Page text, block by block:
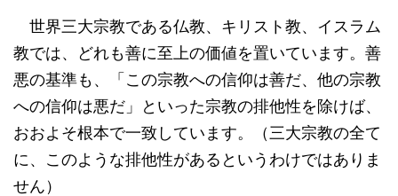
世界三大宗教である仏教、キリスト教、イスラム
教では、どれも善に至上の価値を置いています。善
悪の基準も、「この宗教への信仰は善だ、他の宗教
への信仰は悪だ」といった宗教の排他性を除けば、
おおよそ根本で一致しています。（三大宗教の全て
に、このような排他性があるというわけではありま
せん）